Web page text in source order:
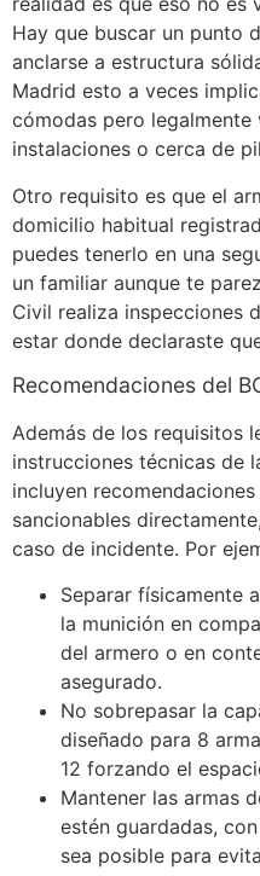
Hay que buscar un punto
anclarse a estructura
Madrid esto a veces
cómodas pero
instalaciones o cerca de
Otro requisito es que el
domicilio habitual
puedes tenerlo en una
un familiar aunque te
Civil realiza inspecciones
estar donde declaraste
Recomendaciones del
Además de los requisitos
instrucciones técnicas de
incluyen
sancionables
caso de incidente. Por
Separar físicamente
la munición en
del armero o en
asegurado.
No sobrepasar la
diseñado para 8
12 forzando el
Mantener las armas
estén guardadas,
sea posible para